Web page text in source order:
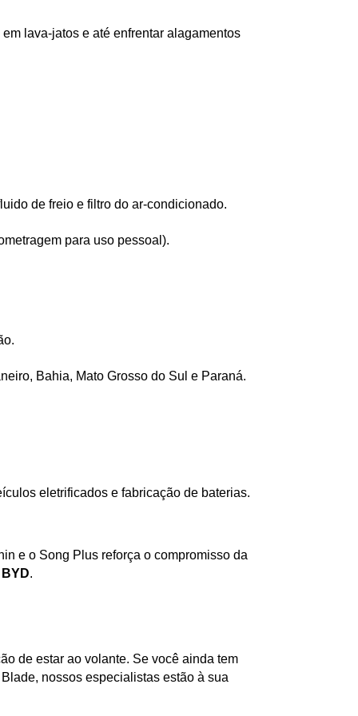
lava-jatos e até enfrentar alagamentos
de freio e filtro do ar-condicionado.
para uso pessoal).
Bahia, Mato Grosso do Sul e Paraná.
eletrificados e fabricação de baterias.
e o Song Plus reforça o compromisso da
.
de estar ao volante. Se você ainda tem
nossos especialistas estão à sua